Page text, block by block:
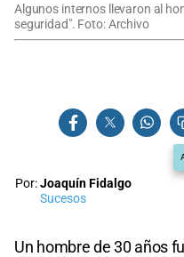
Algunos internos llevaron al
seguridad". Foto: Archivo
Por:Joaquín Fidalgo
Sucesos
Un hombre de 30 años